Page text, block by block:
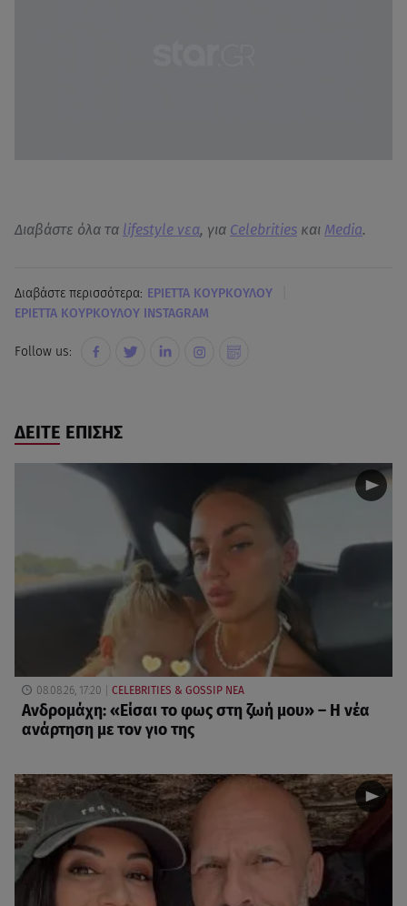
Διαβάστε όλα τα lifestyle νεα, για Celebrities και Media.
Διαβάστε περισσότερα: ΕΡΙΕΤΤΑ ΚΟΥΡΚΟΥΛΟΥ
ΕΡΙΕΤΤΑ ΚΟΥΡΚΟΥΛΟΥ INSTAGRAM
Follow us:
ΔΕΙΤΕ ΕΠΙΣΗΣ
08.08.26, 17:20 CELEBRITIES & GOSSIP ΝΕΑ
Ανδρομάχη: «Είσαι το φως στη ζωή μου» – Η νέα
ανάρτηση με τον γιο της